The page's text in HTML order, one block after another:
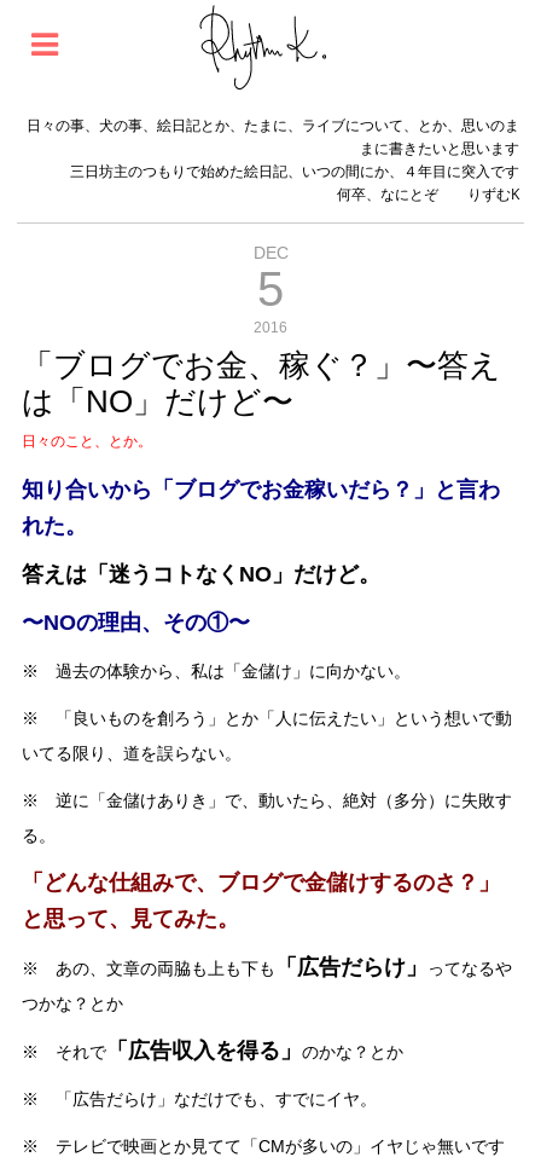
日々の事、犬の事、絵日記とか、たまに、ライブについて、とか、思いのま
まに書きたいと思います
三日坊主のつもりで始めた絵日記、いつの間にか、４年目に突入です
何卒、なにとぞ りずむK
DEC
5
2016
「ブログでお金、稼ぐ？」〜答え
は「NO」だけど〜
日々のこと、とか。
知り合いから「ブログでお金稼いだら？」と言わ
れた。
答えは「迷うコトなくNO」だけど。
〜NOの理由、その①〜
※ 過去の体験から、私は「金儲け」に向かない。
※ 「良いものを創ろう」とか「人に伝えたい」という想いで動
いてる限り、道を誤らない。
※ 逆に「金儲けありき」で、動いたら、絶対（多分）に失敗す
る。
「どんな仕組みで、ブログで金儲けするのさ？」
と思って、見てみた。
※ あの、文章の両脇も上も下も 「広告だらけ」
ってなるや
つかな？とか
※ それで 「広告収入を得る」 のかな？とか
※ 「広告だらけ」なだけでも、すでにイヤ。
※ テレビで映画とか見てて「CMが多いの」イヤじゃ無いです